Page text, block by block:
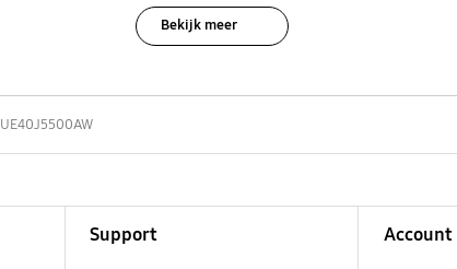
Bekijk meer
UE40J5500AW
Support Account